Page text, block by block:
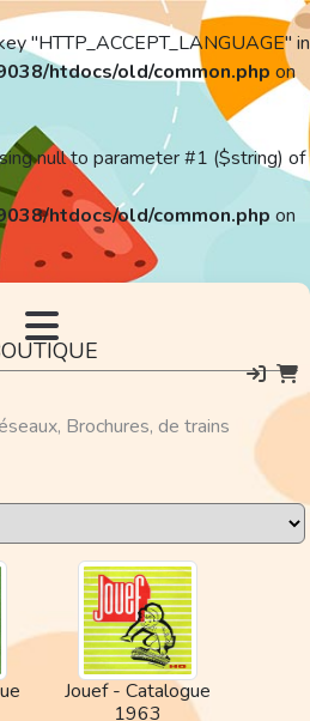
"HTTP_ACCEPT_LANGUAGE" in
htdocs/old/common.php on
null to parameter #1 ($string) of
htdocs/old/common.php on
Brochures, de trains
Jouef - Catalogue
1963